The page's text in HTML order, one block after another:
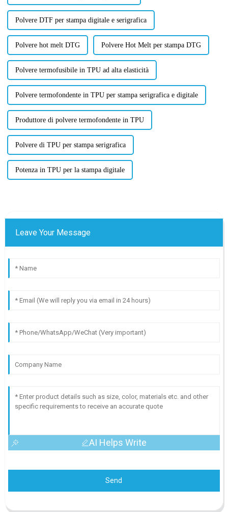
Polvere DTF per stampa digitale e serigrafica
Polvere hot melt DTG Polvere Hot Melt per stampa DTG
Polvere termofusibile in TPU ad alta elasticità
Polvere termofondente in TPU per stampa serigrafica e digitale
Produttore di polvere termofondente in TPU
Polvere di TPU per stampa serigrafica
Potenza in TPU per la stampa digitale
Leave Your Message
AI Helps Write
Send